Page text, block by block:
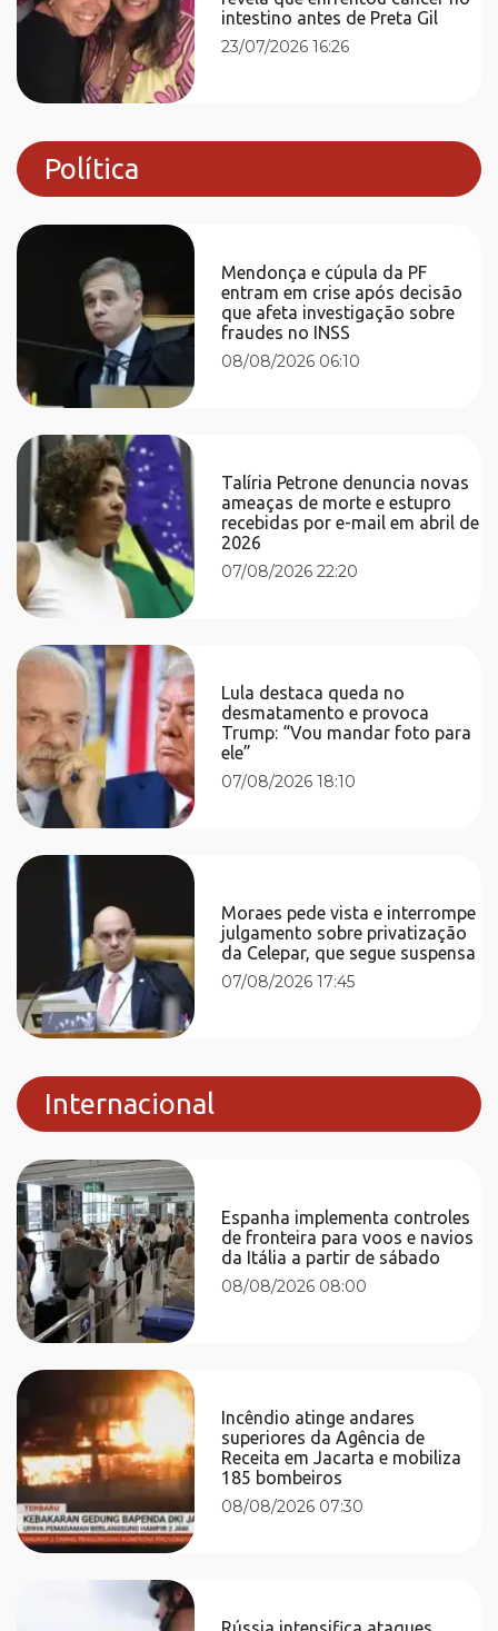
intestino antes de Preta Gil
23/07/2026 16:26
Política
Mendonça e cúpula da PF
entram em crise após decisão
que afeta investigação sobre
fraudes no INSS
08/08/2026 06:10
Talíria Petrone denuncia novas
ameaças de morte e estupro
recebidas por e-mail em abril de
2026
07/08/2026 22:20
Lula destaca queda no
desmatamento e provoca
Trump: “Vou mandar foto para
ele”
07/08/2026 18:10
Moraes pede vista e interrompe
julgamento sobre privatização
da Celepar, que segue suspensa
07/08/2026 17:45
Internacional
Espanha implementa controles
de fronteira para voos e navios
da Itália a partir de sábado
08/08/2026 08:00
Incêndio atinge andares
superiores da Agência de
Receita em Jacarta e mobiliza
185 bombeiros
08/08/2026 07:30